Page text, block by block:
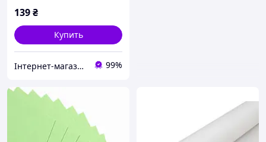
139₴
Купить
Інтернет-магазин "УкрПласт" 99%